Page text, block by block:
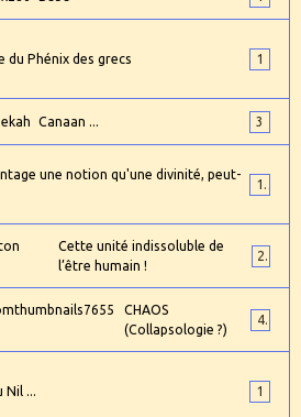
du Phénix des grecs 1
Canaan ... 3
une notion qu'une divinité, peut-
1
Cette unité indissoluble de
l’être humain !
2
CHAOS
(Collapsologie ?)
4
Nil ... 1